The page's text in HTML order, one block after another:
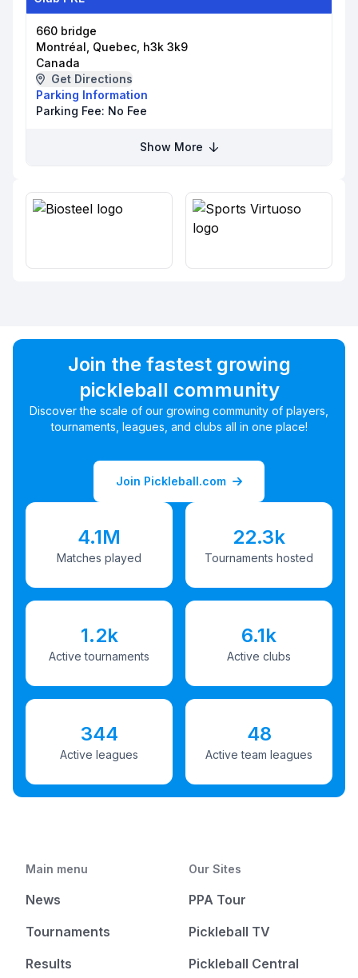
660 bridge
Montréal, Quebec, h3k 3k9
Canada
Get Directions
Parking Information
Parking Fee: No Fee
Show More
Join the fastest growing
pickleball community
Discover the scale of our growing community of players,
tournaments, leagues, and clubs all in one place!
Join Pickleball.com
4.1M
Matches played
22.3k
Tournaments hosted
1.2k
Active tournaments
6.1k
Active clubs
344
Active leagues
48
Active team leagues
Main menu
News
Tournaments
Results
Our Sites
PPA Tour
Pickleball TV
Pickleball Central